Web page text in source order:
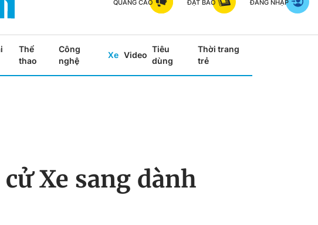
QUẢNG CÁO ĐẶT BÁO ĐĂNG NHẬP
Thể
thao
Công
nghệ
Xe Video
Tiêu
dùng
Thời trang
trẻ
Xe sang dành